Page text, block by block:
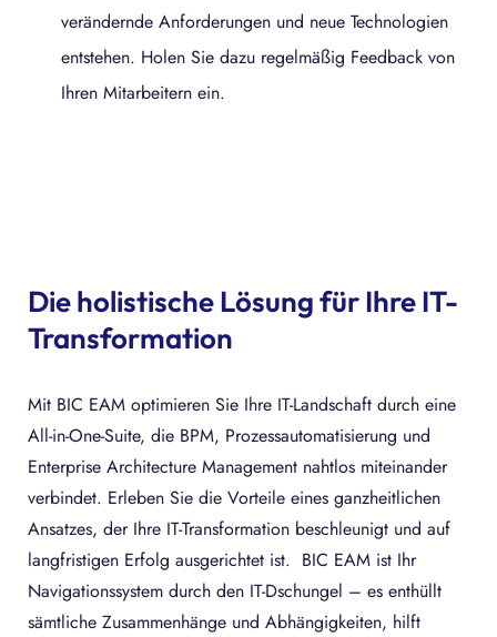
verändernde Anforderungen und neue Technologien
entstehen. Holen Sie dazu regelmäßig Feedback von
Ihren Mitarbeitern ein.
Die holistische Lösung für Ihre IT-
Transformation
Mit BIC EAM optimieren Sie Ihre IT-Landschaft durch eine
All-in-One-Suite, die BPM, Prozessautomatisierung und
Enterprise Architecture Management nahtlos miteinander
verbindet. Erleben Sie die Vorteile eines ganzheitlichen
Ansatzes, der Ihre IT-Transformation beschleunigt und auf
langfristigen Erfolg ausgerichtet ist. BIC EAM ist Ihr
Navigationssystem durch den IT-Dschungel – es enthüllt
sämtliche Zusammenhänge und Abhängigkeiten, hilft